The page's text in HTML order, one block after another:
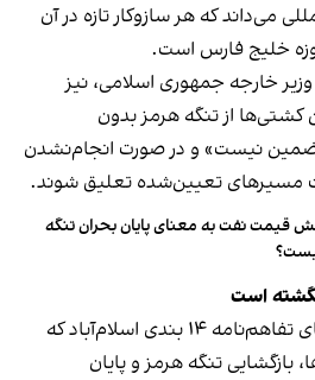
می‌داند که هر سازوکار تازه در آن
خلیج فارس است.
خارجه جمهوری اسلامی، نیز
کشتی‌ها از تنگه هرمز بدون
تضمین نیست» و در صورت انجام‌نشدن
مسیرهای تعیین‌شده تعلیق شوند.
قیمت نفت به معنای پایان بحران تنگه
است
با گذشت دو هفته از امضای تفاهم‌نامه ۱۴ بندی اسلام‌آباد که
تنگه هرمز و پایان